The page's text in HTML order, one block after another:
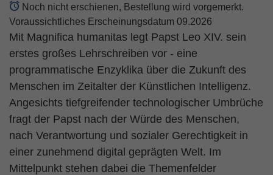
Noch nicht erschienen, Bestellung wird vorgemerkt.
Voraussichtliches Erscheinungsdatum 09.2026
Mit Magnifica humanitas legt Papst Leo XIV. sein
erstes großes Lehrschreiben vor - eine
programmatische Enzyklika über die Zukunft des
Menschen im Zeitalter der Künstlichen Intelligenz.
Angesichts tiefgreifender technologischer Umbrüche
fragt der Papst nach der Würde des Menschen,
nach Verantwortung und sozialer Gerechtigkeit in
einer zunehmend digital geprägten Welt. Im
Mittelpunkt stehen dabei die Themenfelder